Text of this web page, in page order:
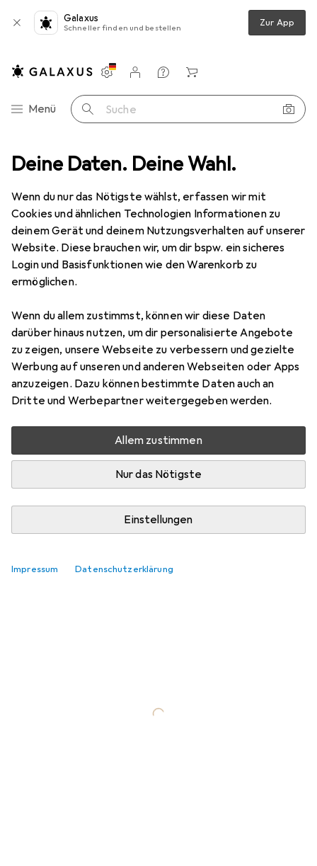
Deine Daten. Deine Wahl.
Wenn du nur das Nötigste wählst, erfassen wir mit
Cookies und ähnlichen Technologien Informationen zu
deinem Gerät und deinem Nutzungsverhalten auf unserer
Website. Diese brauchen wir, um dir bspw. ein sicheres
Login und Basisfunktionen wie den Warenkorb zu
ermöglichen.
Wenn du allem zustimmst, können wir diese Daten
darüber hinaus nutzen, um dir personalisierte Angebote
zu zeigen, unsere Webseite zu verbessern und gezielte
Werbung auf unseren und anderen Webseiten oder Apps
anzuzeigen. Dazu können bestimmte Daten auch an
Dritte und Werbepartner weitergegeben werden.
Allem zustimmen
Nur das Nötigste
Einstellungen
Impressum Datenschutzerklärung
Galaxus
Schneller finden und bestellen Zur App
Navigation nach Kategorien
Menü Suche
Einstellungen
Kundenkonto
Vergleichslisten
Merklisten
Warenkorb
K-Secret
Kategorien anzeigen